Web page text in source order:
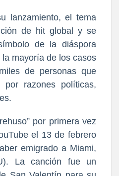
lanzamiento, el tema
de hit global y se
de la diáspora
mayoría de los casos
de personas que
razones políticas,
por primera vez
el 13 de febrero
emigrado a Miami,
La canción fue un